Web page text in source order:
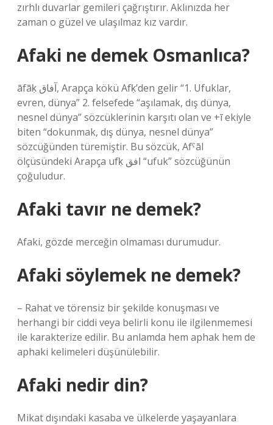
zırhlı duvarlar gemileri çağrıştırır. Aklınızda her
zaman o güzel ve ulaşılmaz kız vardır.
Afaki ne demek Osmanlıca?
āfāḳ آفاق, Arapça kökü Afḳ’den gelir “1. Ufuklar,
evren, dünya” 2. felsefede “aşılamak, dış dünya,
nesnel dünya” sözcüklerinin karşıtı olan ve +ī ekiyle
biten “dokunmak, dış dünya, nesnel dünya”
sözcüğünden türemiştir. Bu sözcük, Afˁāl
ölçüsündeki Arapça ufḳ افق “ufuk” sözcüğünün
çoğuludur.
Afaki tavır ne demek?
Afaki, gözde merceğin olmaması durumudur.
Afaki söylemek ne demek?
– Rahat ve törensiz bir şekilde konuşması ve
herhangi bir ciddi veya belirli konu ile ilgilenmemesi
ile karakterize edilir. Bu anlamda hem aphak hem de
aphaki kelimeleri düşünülebilir.
Afaki nedir din?
Mikat dışındaki kasaba ve ülkelerde yaşayanlara